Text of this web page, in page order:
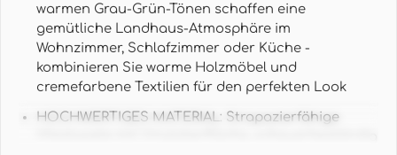
warmen Grau-Grün-Tönen schaffen eine
gemütliche Landhaus-Atmosphäre im
Wohnzimmer, Schlafzimmer oder Küche -
kombinieren Sie warme Holzmöbel und
cremefarbene Textilien für den perfekten Look
HOCHWERTIGES MATERIAL: Strapazierfähige